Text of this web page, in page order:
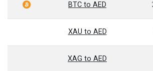
BTC to AED
XAU to AED
XAG to AED